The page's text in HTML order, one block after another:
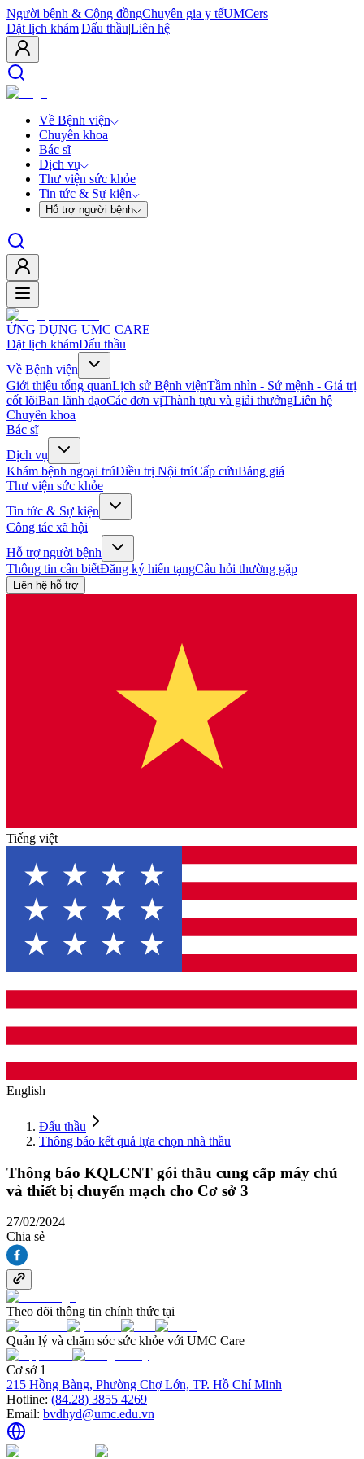
Người bệnh & Cộng đồngChuyên gia y tếUMCers
Đặt lịch khám|Đấu thầu|Liên hệ
Về Bệnh viện
Chuyên khoa
Bác sĩ
Dịch vụ
Thư viện sức khỏe
Tin tức & Sự kiện
Hỗ trợ người bệnh
ỨNG DỤNG UMC CARE
Đặt lịch khámĐấu thầu
Về Bệnh viện
Giới thiệu tổng quanLịch sử Bệnh việnTầm nhìn - Sứ mệnh - Giá trị
cốt lõiBan lãnh đạoCác đơn vịThành tựu và giải thưởngLiên hệ
Chuyên khoa
Bác sĩ
Dịch vụ
Khám bệnh ngoại trúĐiều trị Nội trúCấp cứuBảng giá
Thư viện sức khỏe
Tin tức & Sự kiện
Công tác xã hội
Hỗ trợ người bệnh
Thông tin cần biếtĐăng ký hiến tạngCâu hỏi thường gặp
Liên hệ hỗ trợ
Tiếng việt
English
Đấu thầu
Thông báo kết quả lựa chọn nhà thầu
Thông báo KQLCNT gói thầu cung cấp máy chủ
và thiết bị chuyển mạch cho Cơ sở 3
27/02/2024
Chia sẻ
Theo dõi thông tin chính thức tại
Quản lý và chăm sóc sức khỏe với UMC Care
Cơ sở 1
215 Hồng Bàng, Phường Chợ Lớn, TP. Hồ Chí Minh
Hotline: (84.28) 3855 4269
Email: bvdhyd@umc.edu.vn